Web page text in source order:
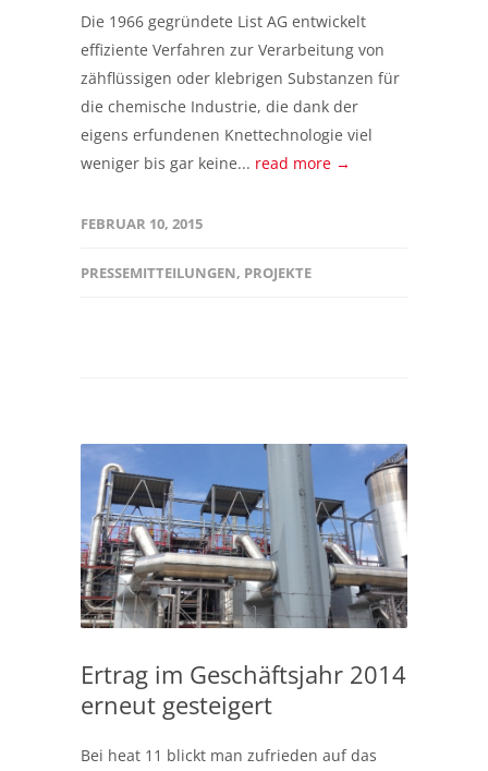
Die 1966 gegründete List AG entwickelt
effiziente Verfahren zur Verarbeitung von
zähflüssigen oder klebrigen Substanzen für
die chemische Industrie, die dank der
eigens erfundenen Knettechnologie viel
weniger bis gar keine... read more →
FEBRUAR 10, 2015
PRESSEMITTEILUNGEN, PROJEKTE
Ertrag im Geschäftsjahr 2014
erneut gesteigert
Bei heat 11 blickt man zufrieden auf das